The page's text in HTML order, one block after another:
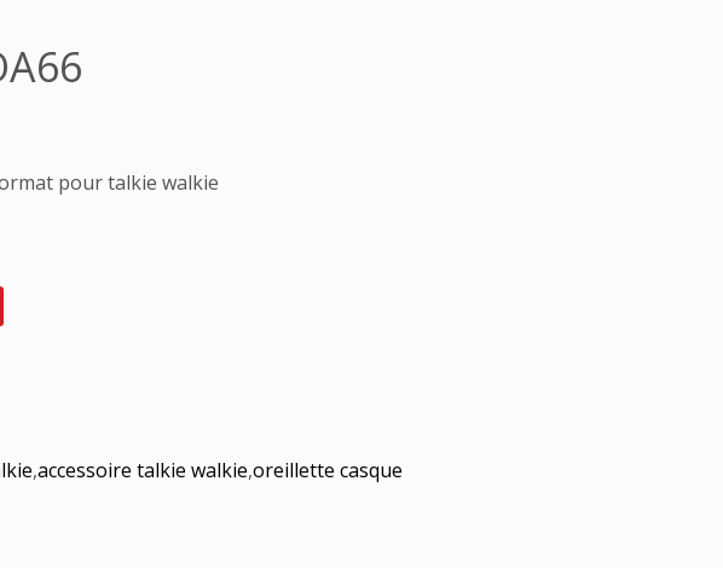
pour talkie walkie
,accessoire talkie walkie,oreillette casque